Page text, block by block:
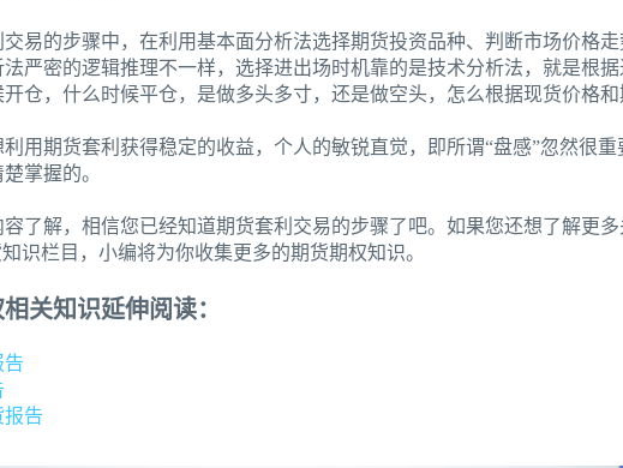
易的步骤中，在利用基本面分析法选择期货投资品种、判断市场价格
严密的逻辑推理不一样，选择进出场时机靠的是技术分析法，就是根
仓，什么时候平仓，是做多头多寸，还是做空头，怎么根据现货价格
用期货套利获得稳定的收益，个人的敏锐直觉，即所谓“盘感”忽然很
掌握的。
了解，相信您已经知道期货套利交易的步骤了吧。如果您还想了解更
识栏目，小编将为你收集更多的期货期权知识。
关知识延伸阅读：
告
报告